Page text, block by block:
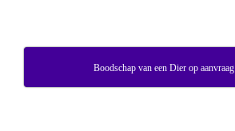
Boodschap van een Dier op aanvraag